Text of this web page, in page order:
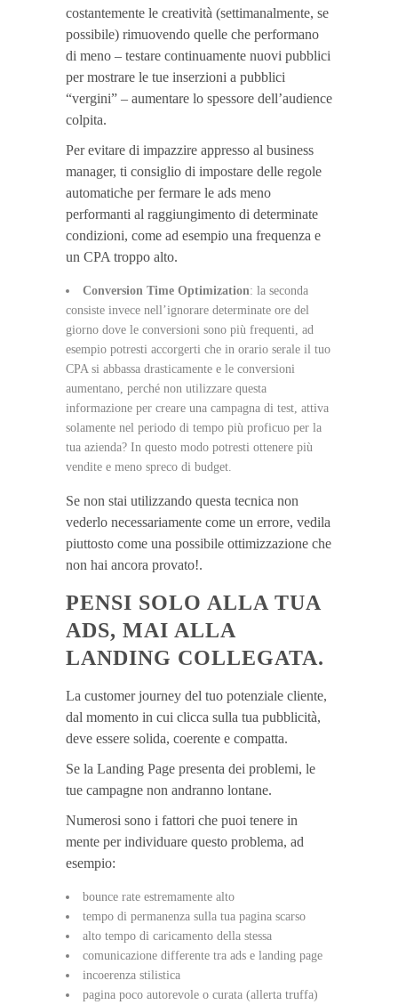
costantemente le creatività (settimanalmente, se
possibile) rimuovendo quelle che performano
di meno – testare continuamente nuovi pubblici
per mostrare le tue inserzioni a pubblici
“vergini” – aumentare lo spessore dell’audience
colpita.
Per evitare di impazzire appresso al business
manager, ti consiglio di impostare delle regole
automatiche per fermare le ads meno
performanti al raggiungimento di determinate
condizioni, come ad esempio una frequenza e
un CPA troppo alto.
Conversion Time Optimization: la seconda
consiste invece nell’ignorare determinate ore del
giorno dove le conversioni sono più frequenti, ad
esempio potresti accorgerti che in orario serale il tuo
CPA si abbassa drasticamente e le conversioni
aumentano, perché non utilizzare questa
informazione per creare una campagna di test, attiva
solamente nel periodo di tempo più proficuo per la
tua azienda? In questo modo potresti ottenere più
vendite e meno spreco di budget.
Se non stai utilizzando questa tecnica non
vederlo necessariamente come un errore, vedila
piuttosto come una possibile ottimizzazione che
non hai ancora provato!.
PENSI SOLO ALLA TUA
ADS, MAI ALLA
LANDING COLLEGATA.
La customer journey del tuo potenziale cliente,
dal momento in cui clicca sulla tua pubblicità,
deve essere solida, coerente e compatta.
Se la Landing Page presenta dei problemi, le
tue campagne non andranno lontane.
Numerosi sono i fattori che puoi tenere in
mente per individuare questo problema, ad
esempio:
bounce rate estremamente alto
tempo di permanenza sulla tua pagina scarso
alto tempo di caricamento della stessa
comunicazione differente tra ads e landing page
incoerenza stilistica
pagina poco autorevole o curata (allerta truffa)